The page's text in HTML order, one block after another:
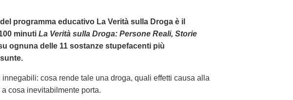
programma educativo La Verità sulla Droga è il
minuti La Verità sulla Droga: Persone Reali, Storie
ognuna delle 11 sostanze stupefacenti più
innegabili: cosa rende tale una droga, quali effetti causa alla
cosa inevitabilmente porta.